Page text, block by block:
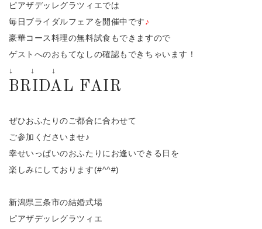
ピアザデッレグラツィエでは
毎日ブライダルフェアを開催中です♪
豪華コース料理の無料試食もできますので
ゲストへのおもてなしの確認もできちゃいます！
↓ ↓ ↓
BRIDAL FAIR
ぜひおふたりのご都合に合わせて
ご参加くださいませ♪
幸せいっぱいのおふたりにお逢いできる日を
楽しみにしております(#^^#)
新潟県三条市の結婚式場
ピアザデッレグラツィエ